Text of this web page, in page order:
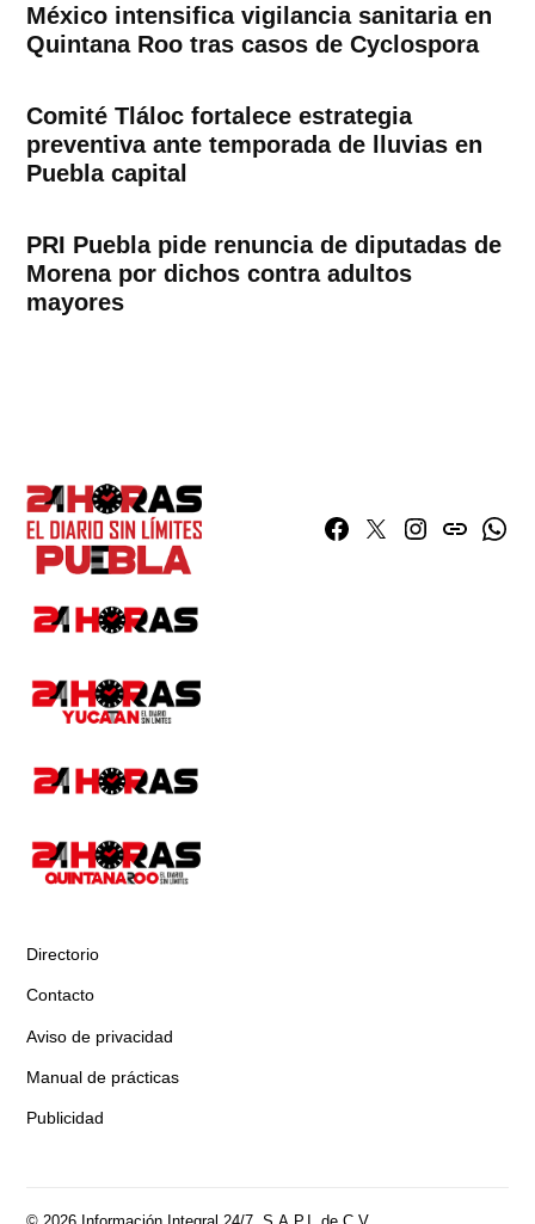
México intensifica vigilancia sanitaria en
Quintana Roo tras casos de Cyclospora
Comité Tláloc fortalece estrategia
preventiva ante temporada de lluvias en
Puebla capital
PRI Puebla pide renuncia de diputadas de
Morena por dichos contra adultos
mayores
Facebook
TwitterInstagram
issuu
Directorio
Contacto
Aviso de privacidad
Manual de prácticas
Publicidad